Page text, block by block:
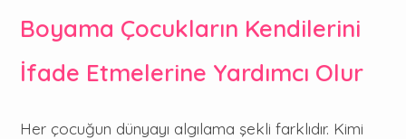
Boyama Çocukların Kendilerini
İfade Etmelerine Yardımcı Olur
Her çocuğun dünyayı algılama şekli farklıdır. Kimi